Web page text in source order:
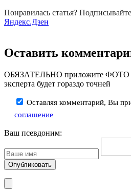
Понравилась статья?
Яндекс.Дзен
Оставить
ОБЯЗАТЕЛЬНО приложите ФОТО
эксперта будет гораздо точней
Оставляя комментарий, Вы
соглашение
Ваш псевдоним: